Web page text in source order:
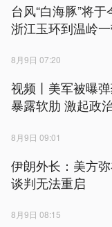
台风“白海豚”将
浙江玉环到温岭
8月9日 07:20
视频丨美军被曝
暴露软肋 激起政
8月9日 09:01
伊朗外长：美方
谈判无法重启
8月9日 08:15